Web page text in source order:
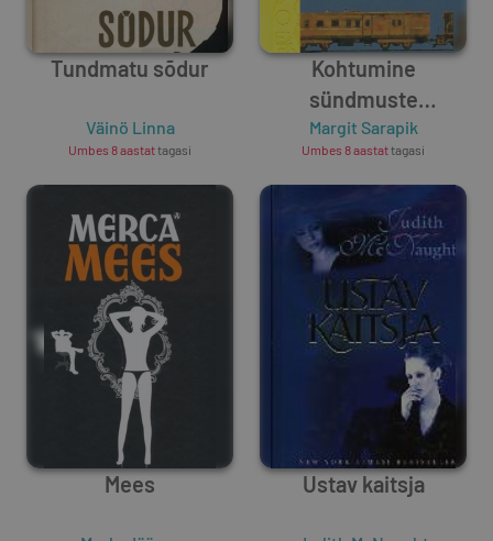
Tundmatu sõdur
Väinö Linna
Umbes 8 aastattagasi
Kohtumine
sündmuste
horisondil
Margit Sarapik
Umbes 8 aastattagasi
Mees Ustav kaitsja